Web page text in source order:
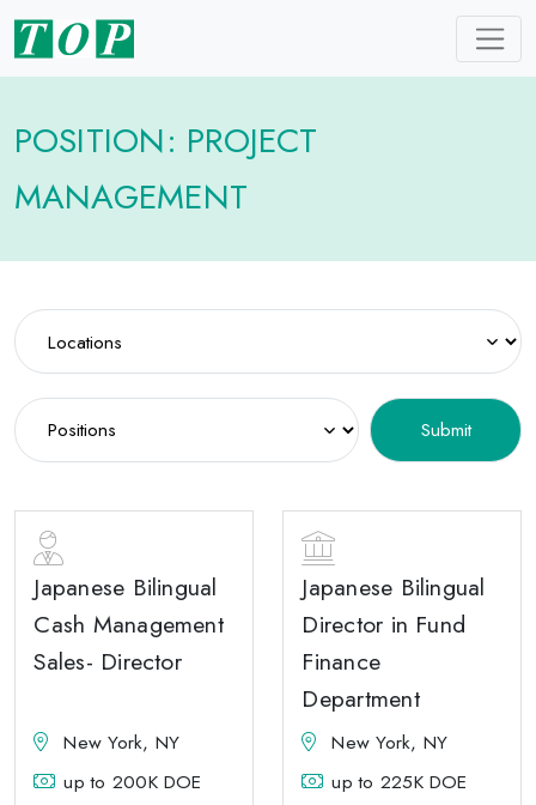
POSITION: PROJECT
MANAGEMENT
Japanese Bilingual
Cash Management
Sales- Director
New York, NY
up to 200K DOE
Japanese Bilingual
Director in Fund
Finance
Department
New York, NY
up to 225K DOE